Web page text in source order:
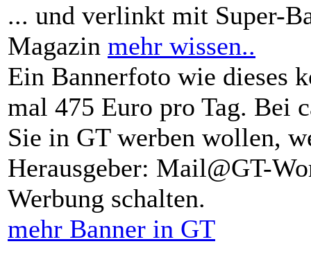
... und verlinkt mit Super-
Magazin mehr wissen..
Ein Bannerfoto wie dieses
mal 475 Euro pro Tag. Bei
Sie in GT werben wollen,
Herausgeber: Mail@GT-
Werbung schalten.
mehr Banner in GT